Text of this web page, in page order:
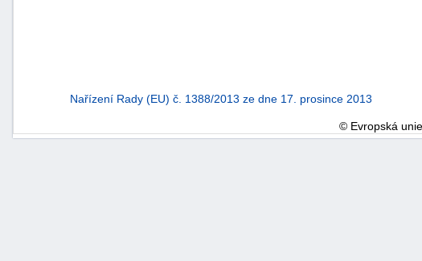
Nařízení Rady (EU) č. 1388/2013 ze dne 17. prosince 2013
© Evropská unie,